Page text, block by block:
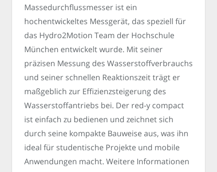
Massedurchflussmesser ist ein
hochentwickeltes Messgerät, das speziell für
das Hydro2Motion Team der Hochschule
München entwickelt wurde. Mit seiner
präzisen Messung des Wasserstoffverbrauchs
und seiner schnellen Reaktionszeit trägt er
maßgeblich zur Effizienzsteigerung des
Wasserstoffantriebs bei. Der red-y compact
ist einfach zu bedienen und zeichnet sich
durch seine kompakte Bauweise aus, was ihn
ideal für studentische Projekte und mobile
Anwendungen macht. Weitere Informationen